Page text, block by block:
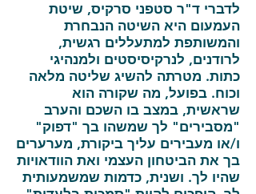
לדברי ד"ר סטפני סרקיס, שיטת
העמעום היא השיטה הנבחרת
והמשותפת למתעללים רגשית,
לרודנים, לנרקיסיסטים ולמנהיגי
כתות. מטרתה להשיג שליטה מלאה
וכוח. בפועל, מה שקורה הוא
שראשית, במצב בו השכם והערב
"מסבירים" לך שמשהו בך "דפוק"
ו/או מעבירים עליך ביקורת, מערערים
בך את הביטחון העצמי ואת הוודאויות
שהיו לך. ושנית, כדמות שמשמעותית